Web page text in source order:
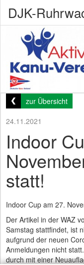
DJK-
zur Übersicht
24.11.2021
Indoor
statt!
Indoor Cup am 27.
Der Artikel in der WAZ
Samstag stattfindet, ist
aufgrund der neuen
Anmeldungen nicht
durch mit einer